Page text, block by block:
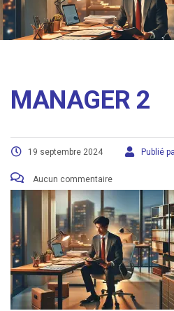
MANAGER 2
19 septembre 2024 Publié
Aucun commentaire